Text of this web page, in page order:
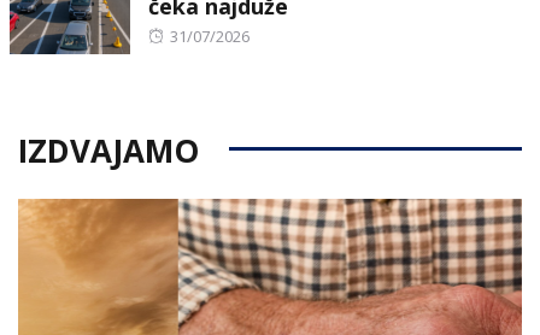
čeka najduže
Posted
31/07/2026
IZDVAJAMO